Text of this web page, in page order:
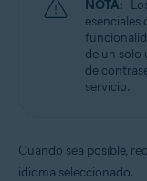
NOTA:
esenciales
de un solo
de
servicio.
Cuando sea posible,
idioma seleccionado.